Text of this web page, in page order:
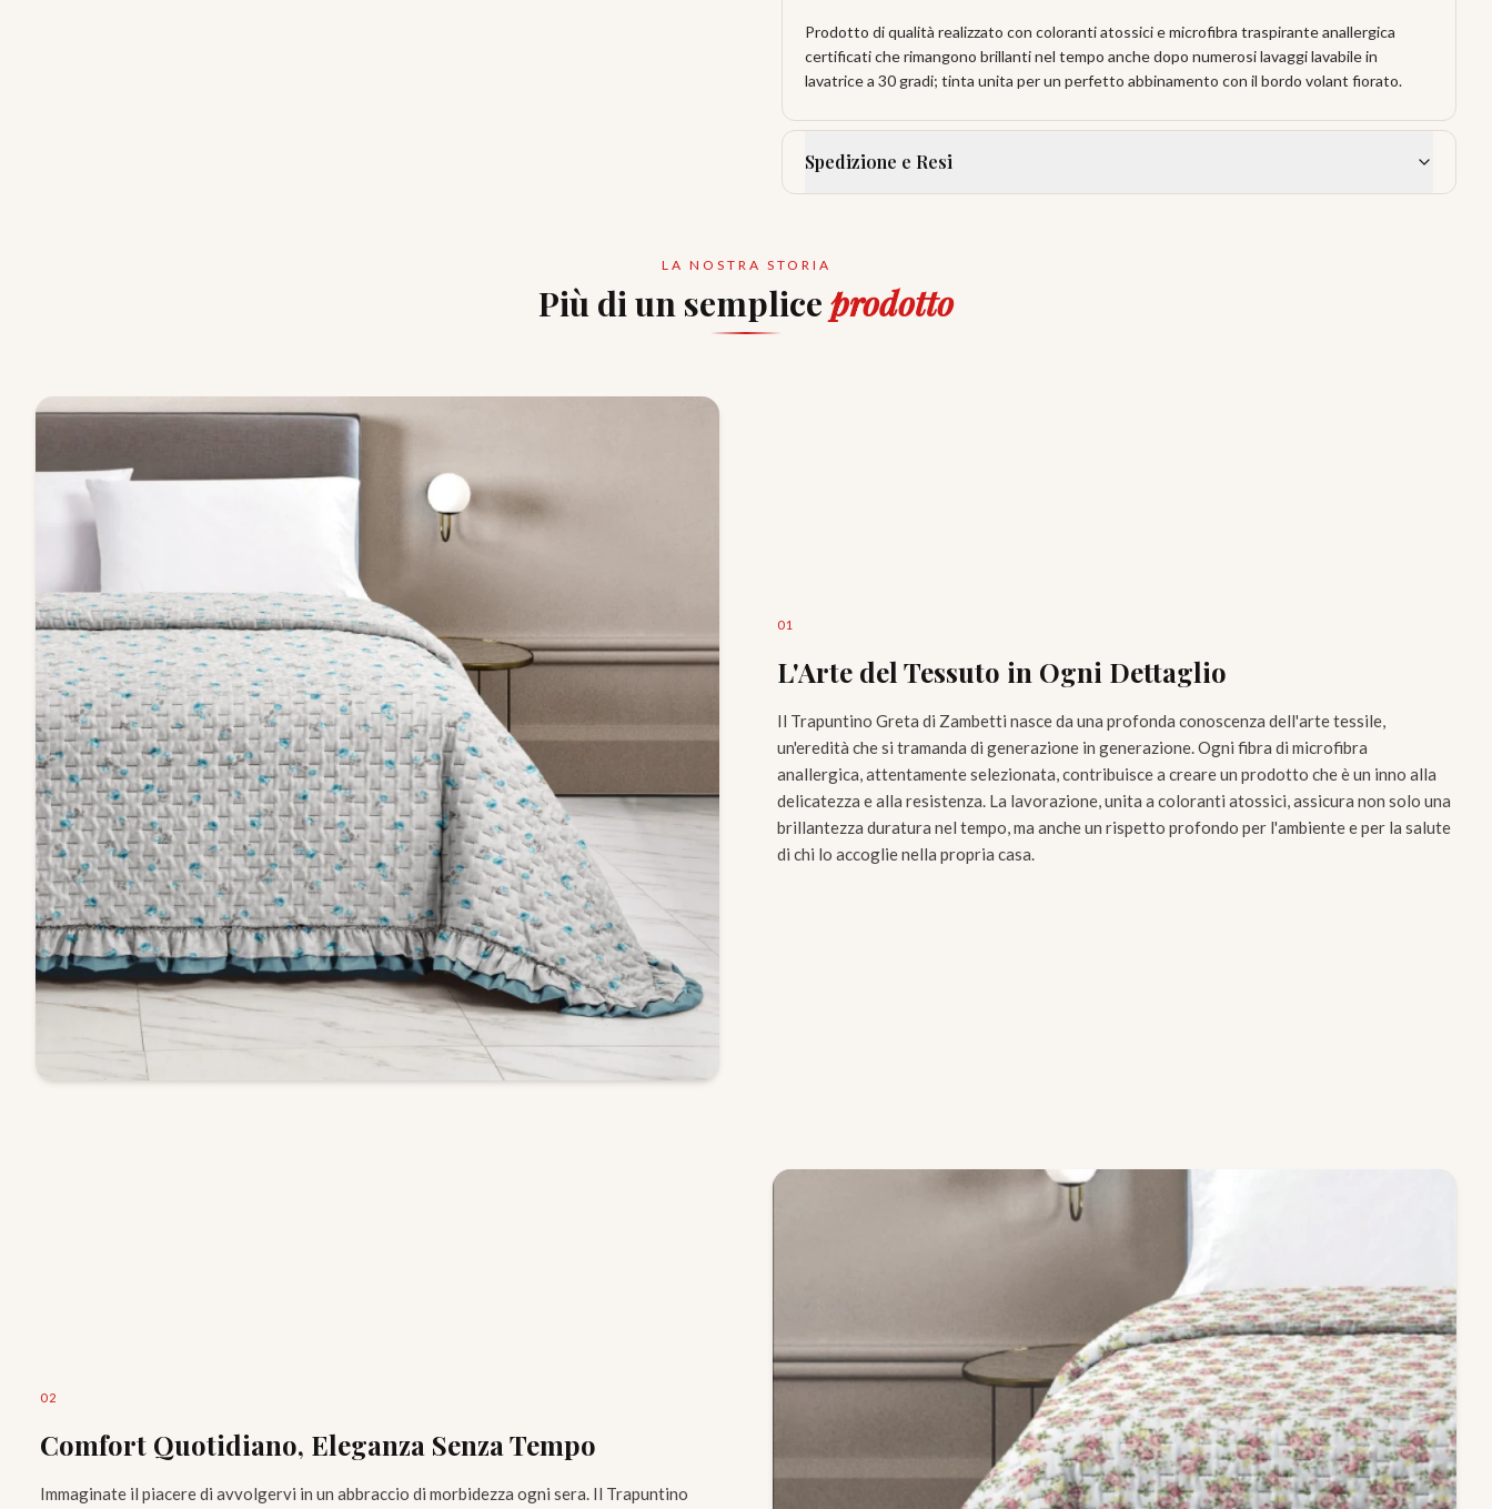
Prodotto di qualità realizzato con coloranti atossici e microfibra traspirante anallergica
certificati che rimangono brillanti nel tempo anche dopo numerosi lavaggi lavabile in
lavatrice a 30 gradi; tinta unita per un perfetto abbinamento con il bordo volant fiorato.
Spedizione e Resi
LA NOSTRA STORIA
Più di un semplice prodotto
01
L'Arte del Tessuto in Ogni Dettaglio
Il Trapuntino Greta di Zambetti nasce da una profonda conoscenza dell'arte tessile,
un'eredità che si tramanda di generazione in generazione. Ogni fibra di microfibra
anallergica, attentamente selezionata, contribuisce a creare un prodotto che è un inno alla
delicatezza e alla resistenza. La lavorazione, unita a coloranti atossici, assicura non solo una
brillantezza duratura nel tempo, ma anche un rispetto profondo per l'ambiente e per la salute
di chi lo accoglie nella propria casa.
02
Comfort Quotidiano, Eleganza Senza Tempo
Immaginate il piacere di avvolgervi in un abbraccio di morbidezza ogni sera. Il Trapuntino